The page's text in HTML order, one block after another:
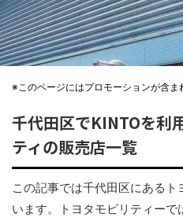
※このページにはプロモーションが含ま
千代田区でKINTOを利
ティの販売店一覧
この記事では千代田区にある
います。トヨタモビリティー